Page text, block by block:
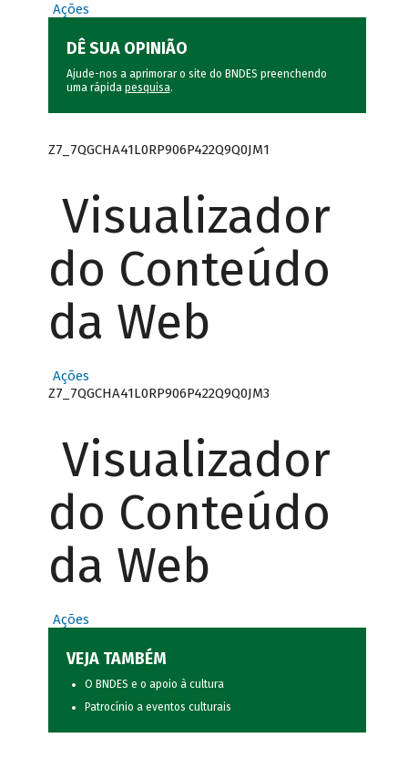
Ações
DÊ SUA OPINIÃO
Ajude-nos a aprimorar o site do BNDES preenchendo
uma rápida pesquisa.
Z7_7QGCHA41L0RP906P422Q9Q0JM1
Visualizador
do Conteúdo
da Web
Ações
Z7_7QGCHA41L0RP906P422Q9Q0JM3
Visualizador
do Conteúdo
da Web
Ações
VEJA TAMBÉM
O BNDES e o apoio à cultura
Patrocínio a eventos culturais